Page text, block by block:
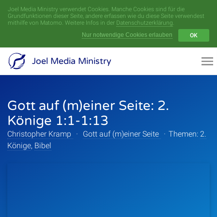
Joel Media Ministry verwendet Cookies. Manche Cookies sind für die
Grundfunktionen dieser Seite, andere erfassen wie du diese Seite verwendest
mithilfe von Matomo. Weitere Infos in der Datenschutzerklärung.
Nur notwendige Cookies erlauben
OK
Joel Media Ministry
Gott auf (m)einer Seite: 2.
Könige 1:1-1:13
Christopher Kramp · Gott auf (m)einer Seite · Themen: 2.
Könige, Bibel
Menü
Videoarchiv
Serien